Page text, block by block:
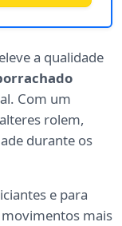
a qualidade
Com um
rolem,
durante os
e para
mais